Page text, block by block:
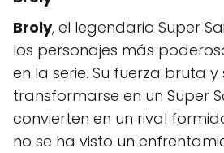
Broly, el legendario Super
los personajes más
en la serie. Su fuerza bruta
transformarse en un Super
convierten en un rival
no se ha visto un